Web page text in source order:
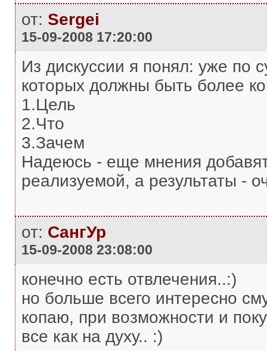
от: Sergei
15-09-2008 17:20:00
Из дискуссии я понял: уже по
которых должны быть более
1.Цель
2.Что
3.Зачем
Надеюсь - еще мнения
реализуемой, а результаты -
от: СангУр
15-09-2008 23:08:00
конечно есть отвлечения..:)
но больше всего интересно
копаю, при возможности и
все как на духу.. :)